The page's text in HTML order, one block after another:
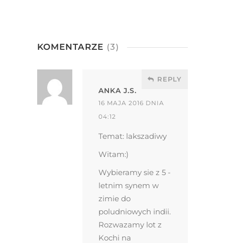
KOMENTARZE (3)
ANKA J.S.
16 MAJA 2016 DNIA
04:12
REPLY
Temat: lakszadiwy
Witam:)
Wybieramy sie z 5 -
letnim synem w
zimie do
poludniowych indii.
Rozwazamy lot z
Kochi na